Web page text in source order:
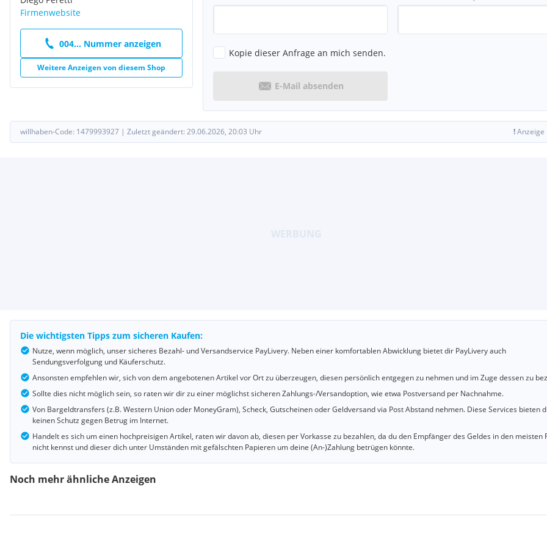
Telefon:
Lieferung ist gegen Aufpreis möglich, und der Speditionsversand wird individuell mit Ihnen
abgestimmt.
Firmenwebsite
004... Nummer anzeigen
Weitere Anzeigen von diesem Shop
Kopie dieser Anfrage an mich senden.
E-Mail absenden
willhaben-Code: 1479993927 | Zuletzt geändert: 29.06.2026, 20:03 Uhr !Anzeige
Die wichtigsten Tipps zum sicheren Kaufen:
Nutze, wenn möglich, unser sicheres Bezahl- und Versandservice PayLivery. Neben einer komfortablen Abwicklung bietet dir PayLivery auch
Sendungsverfolgung und Käuferschutz.
Ansonsten empfehlen wir, sich von dem angebotenen Artikel vor Ort zu überzeugen, diesen persönlich entgegen zu nehmen und im Zuge dessen zu
Sollte dies nicht möglich sein, so raten wir dir zu einer möglichst sicheren Zahlungs-/Versandoption, wie etwa Postversand per Nachnahme.
Von Bargeldtransfers (z.B. Western Union oder MoneyGram), Scheck, Gutscheinen oder Geldversand via Post Abstand nehmen. Diese Services bieten
keinen Schutz gegen Betrug im Internet.
Handelt es sich um einen hochpreisigen Artikel, raten wir davon ab, diesen per Vorkasse zu bezahlen, da du den Empfänger des Geldes in den meisten
nicht kennst und dieser dich unter Umständen mit gefälschten Papieren um deine (An-)Zahlung betrügen könnte.
Noch mehr ähnliche Anzeigen